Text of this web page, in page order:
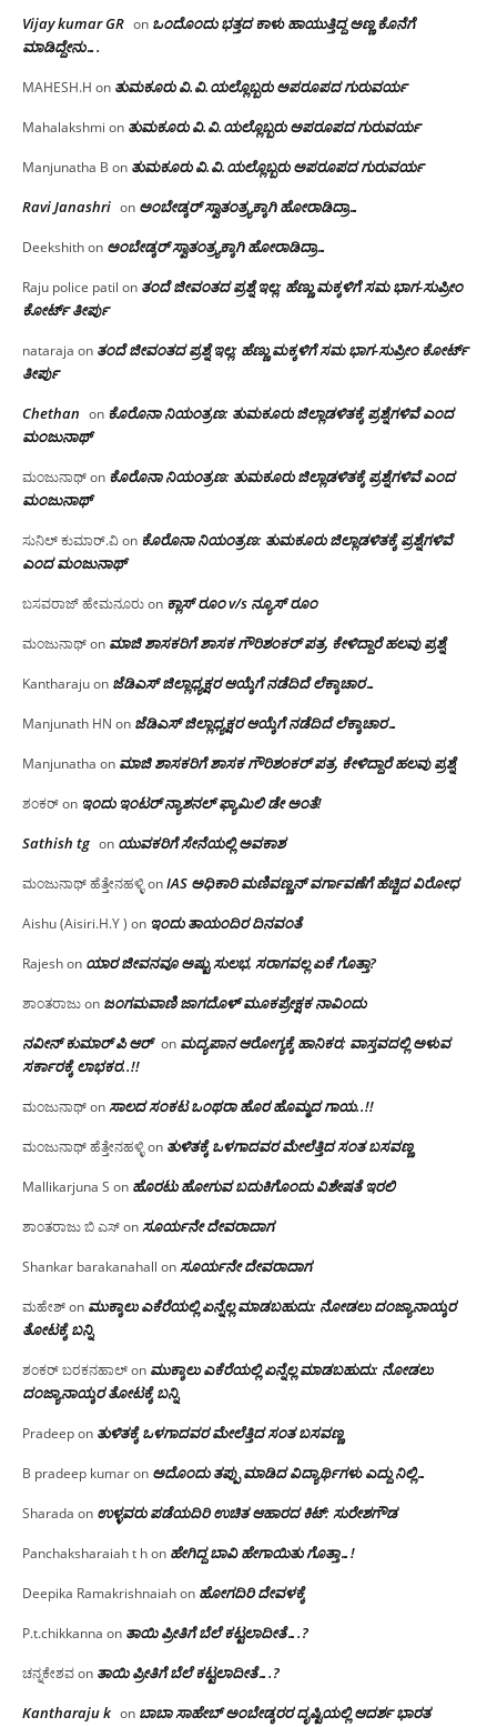
Vijay kumar GR on ಒಂದೊಂದು ಭತ್ತದ ಕಾಳು ಹಾಯುತ್ತಿದ್ದ ಅಣ್ಣ ಕೊನೆಗೆ
ಮಾಡಿದ್ದೇನು….
MAHESH.H on ತುಮಕೂರು‌ ವಿ.ವಿ.ಯಲ್ಲೊಬ್ಬರು ಅಪರೂಪದ ಗುರುವರ್ಯ
Mahalakshmi on ತುಮಕೂರು‌ ವಿ.ವಿ.ಯಲ್ಲೊಬ್ಬರು ಅಪರೂಪದ ಗುರುವರ್ಯ
Manjunatha B on ತುಮಕೂರು‌ ವಿ.ವಿ.ಯಲ್ಲೊಬ್ಬರು ಅಪರೂಪದ ಗುರುವರ್ಯ
Ravi Janashri on ಅಂಬೇಡ್ಕರ್ ಸ್ವಾತಂತ್ರ್ಯಕ್ಕಾಗಿ ಹೋರಾಡಿದ್ರಾ…
Deekshithon ಅಂಬೇಡ್ಕರ್ ಸ್ವಾತಂತ್ರ್ಯಕ್ಕಾಗಿ ಹೋರಾಡಿದ್ರಾ…
Raju police patil on ತಂದೆ ಜೀವಂತದ ಪ್ರಶ್ನೆ ಇಲ್ಲ: ಹೆಣ್ಣು ಮಕ್ಕಳಿಗೆ ಸಮ ಭಾಗ-ಸುಪ್ರೀಂ
ಕೋರ್ಟ್ ತೀರ್ಪು
nataraja on ತಂದೆ ಜೀವಂತದ ಪ್ರಶ್ನೆ ಇಲ್ಲ: ಹೆಣ್ಣು ಮಕ್ಕಳಿಗೆ ಸಮ ಭಾಗ-ಸುಪ್ರೀಂ ಕೋರ್ಟ್
ತೀರ್ಪು
Chethan on ಕೊರೊನಾ ನಿಯಂತ್ರಣ: ತುಮಕೂರು ಜಿಲ್ಲಾಡಳಿತಕ್ಕೆ ಪ್ರಶ್ನೆಗಳಿವೆ ಎಂದ
ಮಂಜು‌ನಾಥ್
ಮಂಜುನಾಥ್on ಕೊರೊನಾ ನಿಯಂತ್ರಣ: ತುಮಕೂರು ಜಿಲ್ಲಾಡಳಿತಕ್ಕೆ ಪ್ರಶ್ನೆಗಳಿವೆ ಎಂದ
ಮಂಜು‌ನಾಥ್
ಸುನಿಲ್ ಕುಮಾರ್.ವಿon ಕೊರೊನಾ ನಿಯಂತ್ರಣ: ತುಮಕೂರು ಜಿಲ್ಲಾಡಳಿತಕ್ಕೆ ಪ್ರಶ್ನೆಗಳಿವೆ
ಎಂದ ಮಂಜು‌ನಾಥ್
ಬಸವರಾಜ್ ಹೇಮನೂರುon ಕ್ಲಾಸ್ ರೂಂ v/s ನ್ಯೂಸ್ ರೂಂ
ಮಂಜುನಾಥ್on ಮಾಜಿ ಶಾಸಕರಿಗೆ ಶಾಸಕ ಗೌರಿಶಂಕರ್ ಪತ್ರ, ಕೇಳಿದ್ದಾರೆ ಹಲವು ಪ್ರಶ್ನೆ
Kantharajuon ಜೆಡಿಎಸ್ ಜಿಲ್ಲಾಧ್ಯಕ್ಷರ ಆಯ್ಕೆಗೆ ನಡೆದಿದೆ ಲೆಕ್ಕಾಚಾರ…
Manjunath HN on ಜೆಡಿಎಸ್ ಜಿಲ್ಲಾಧ್ಯಕ್ಷರ ಆಯ್ಕೆಗೆ ನಡೆದಿದೆ ಲೆಕ್ಕಾಚಾರ…
Manjunatha on ಮಾಜಿ ಶಾಸಕರಿಗೆ ಶಾಸಕ ಗೌರಿಶಂಕರ್ ಪತ್ರ, ಕೇಳಿದ್ದಾರೆ ಹಲವು ಪ್ರಶ್ನೆ
ಶಂಕರ್on ಇಂದು ಇಂಟರ್ ನ್ಯಾಶನಲ್ ಫ್ಯಾಮಿಲಿ ಡೇ ಅಂತೆ!
Sathish tg on ಯುವಕರಿಗೆ ಸೇನೆಯಲ್ಲಿ ಅವಕಾಶ
ಮಂಜುನಾಥ್ ಹೆತ್ತೇನಹಳ್ಳಿonIAS ಅಧಿಕಾರಿ ಮಣಿವಣ್ಣನ್ ವರ್ಗಾವಣೆಗೆ ಹೆಚ್ಚಿದ‌ ವಿರೋಧ
Aishu (Aisiri.H.Y ) on ಇಂದು ತಾಯಂದಿರ ದಿನವಂತೆ
Rajeshon ಯಾರ ಜೀವನವೂ ಅಷ್ಟು ಸುಲಭ, ಸರಾಗವಲ್ಲ ಏಕೆ ಗೊತ್ತಾ?
ಶಾಂತರಾಜುon ಜಂಗಮವಾಣಿ ಜಾಗದೊಳ್ ಮೂಕಪ್ರೇಕ್ಷಕ ನಾವಿಂದು
ನವೀನ್ ಕುಮಾರ್ ಪಿ ಆರ್ on ಮದ್ಯಪಾನ ಆರೋಗ್ಯಕ್ಕೆ ಹಾನಿಕರ; ವಾಸ್ತವದಲ್ಲಿ ಅಳುವ
ಸರ್ಕಾರಕ್ಕೆ ಲಾಭಕರ..!!
ಮಂಜುನಾಥ್onಸಾಲದ ಸಂಕಟ ಒಂಥರಾ ಹೊರ ಹೊಮ್ಮದ ಗಾಯ..!!
ಮಂಜುನಾಥ್ ಹೆತ್ತೇನಹಳ್ಳಿon ತುಳಿತಕ್ಕೆ ಒಳಗಾದವರ ಮೇಲೆತ್ತಿದ ಸಂತ ಬಸವಣ್ಣ
Mallikarjuna S on ಹೊರಟು ಹೋಗುವ ಬದುಕಿಗೊಂದು ವಿಶೇಷತೆ ಇರಲಿ
ಶಾಂತರಾಜು ಬಿ ಎಸ್onಸೂರ್ಯನೇ ದೇವರಾದಾಗ
Shankar barakanahall onಸೂರ್ಯನೇ ದೇವರಾದಾಗ
ಮಹೇಶ್on ಮುಕ್ಕಾಲು ಎಕೆರೆಯಲ್ಲಿ ಏನ್ನೆಲ್ಲ‌ ಮಾಡಬಹುದು: ನೋಡಲು ದಂಜ್ಯಾನಾಯ್ಕರ
ತೋಟಕ್ಕೆ ಬನ್ನಿ
ಶಂಕರ್ ಬರಕನಹಾಲ್on ಮುಕ್ಕಾಲು ಎಕೆರೆಯಲ್ಲಿ ಏನ್ನೆಲ್ಲ‌ ಮಾಡಬಹುದು: ನೋಡಲು
ದಂಜ್ಯಾನಾಯ್ಕರ ತೋಟಕ್ಕೆ ಬನ್ನಿ
Pradeepon ತುಳಿತಕ್ಕೆ ಒಳಗಾದವರ ಮೇಲೆತ್ತಿದ ಸಂತ ಬಸವಣ್ಣ
B pradeep kumaron ಅದೊಂದು ತಪ್ಪು ಮಾಡಿದ ವಿದ್ಯಾರ್ಥಿಗಳು ಎದ್ದು ನಿಲ್ಲಿ…
Sharada on ಉಳ್ಳವರು ಪಡೆಯದಿರಿ ಉಚಿತ ಆಹಾರದ ಕಿಟ್: ಸುರೇಶಗೌಡ
Panchaksharaiah t hon ಹೇಗಿದ್ದ ಬಾವಿ ಹೇಗಾಯಿತು ಗೊತ್ತಾ…!
Deepika Ramakrishnaiahon ಹೋಗದಿರಿ ದೇವಳಕ್ಕೆ
P.t.chikkanna on ತಾಯಿ ಪ್ರೀತಿಗೆ ಬೆಲೆ ಕಟ್ಟಲಾದೀತೆ….?
ಚನ್ನಕೇಶವon ತಾಯಿ ಪ್ರೀತಿಗೆ ಬೆಲೆ ಕಟ್ಟಲಾದೀತೆ….?
Kantharaju k on ಬಾಬಾ ಸಾಹೇಬ್ ಅಂಬೇಡ್ಕರರ ದೃಷ್ಟಿಯಲ್ಲಿ ಆದರ್ಶ ಭಾರತ